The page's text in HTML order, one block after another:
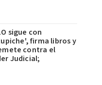
sigue con
firma libros y
contra el
Judicial;